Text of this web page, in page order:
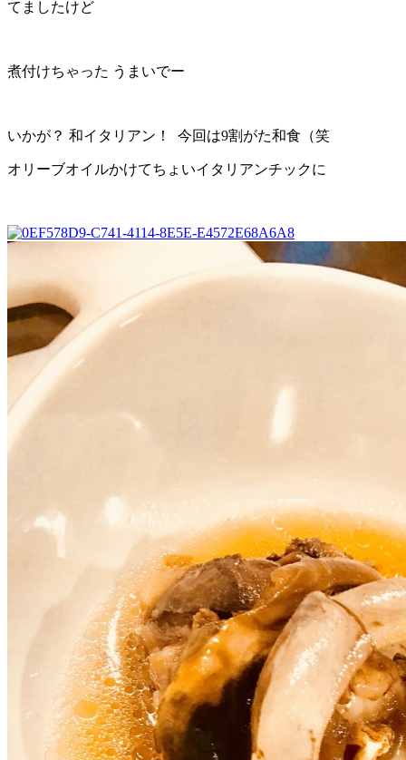
てましたけど
煮付けちゃった うまいでー
いかが？ 和イタリアン！ 今回は9割がた和食（笑
オリーブオイルかけてちょいイタリアンチックに